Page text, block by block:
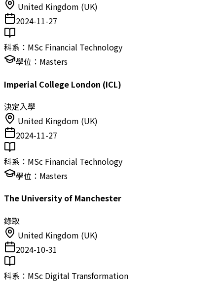
United Kingdom (UK)
2024-11-27
科系： MSc Financial Technology
學位： Masters
Imperial College London (ICL)
決定入學
United Kingdom (UK)
2024-11-27
科系： MSc Financial Technology
學位： Masters
The University of Manchester
錄取
United Kingdom (UK)
2024-10-31
科系： MSc Digital Transformation